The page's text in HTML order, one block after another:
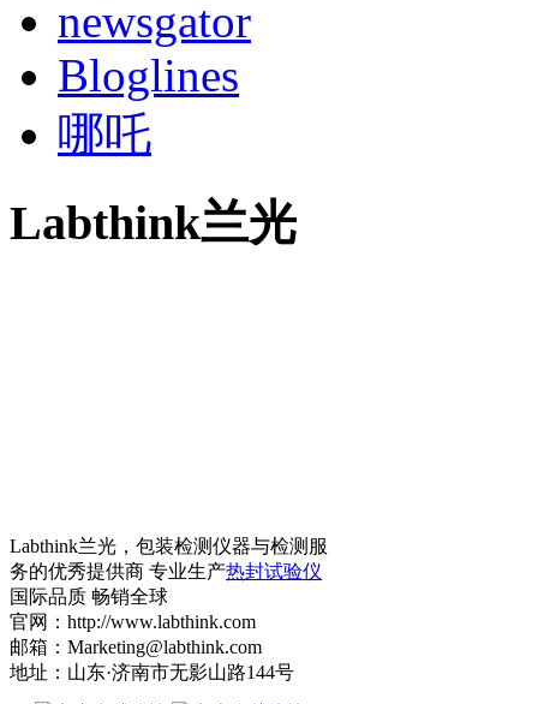
newsgator
Bloglines
哪吒
Labthink兰光
Labthink兰光，包装检测仪器与检测服
务的优秀提供商 专业生产热封试验仪
国际品质 畅销全球
官网：http://www.labthink.com
邮箱：Marketing@labthink.com
地址：山东·济南市无影山路144号